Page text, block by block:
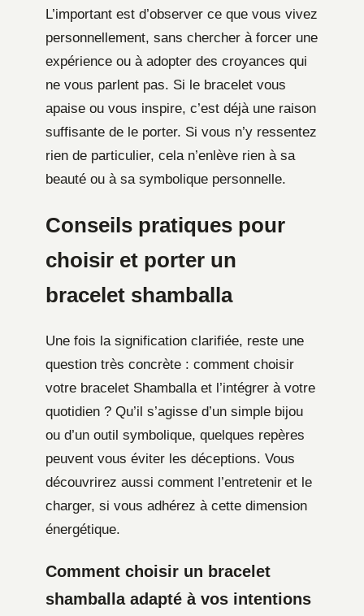
L’important est d’observer ce que vous vivez
personnellement, sans chercher à forcer une
expérience ou à adopter des croyances qui
ne vous parlent pas. Si le bracelet vous
apaise ou vous inspire, c’est déjà une raison
suffisante de le porter. Si vous n’y ressentez
rien de particulier, cela n’enlève rien à sa
beauté ou à sa symbolique personnelle.
Conseils pratiques pour
choisir et porter un
bracelet shamballa
Une fois la signification clarifiée, reste une
question très concrète : comment choisir
votre bracelet Shamballa et l’intégrer à votre
quotidien ? Qu’il s’agisse d’un simple bijou
ou d’un outil symbolique, quelques repères
peuvent vous éviter les déceptions. Vous
découvrirez aussi comment l’entretenir et le
charger, si vous adhérez à cette dimension
énergétique.
Comment choisir un bracelet
shamballa adapté à vos intentions